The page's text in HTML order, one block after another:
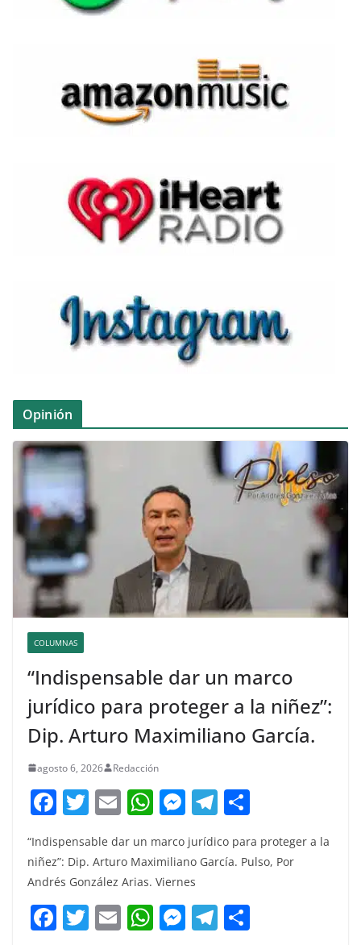
Opinión
COLUMNAS
“Indispensable dar un marco
jurídico para proteger a la niñez”:
Dip. Arturo Maximiliano García.
agosto 6, 2026 Redacción
F
c
e
b
o
T
w
itt
er
E
ai
l
W
at
s
A
p
M
e
ss
e
n
g
T
e
a
m
m
“Indispensable dar un marco jurídico para proteger a la
niñez”: Dip. Arturo Maximiliano García. Pulso, Por
Andrés González Arias. Viernes
F T E W M T